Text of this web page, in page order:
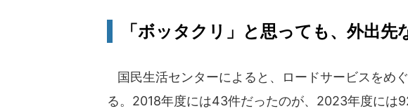
「ボッタクリ」と思っても、外出先
国民生活センターによると、ロードサービスをめ
る。2018年度には43件だったのが、2023年度には